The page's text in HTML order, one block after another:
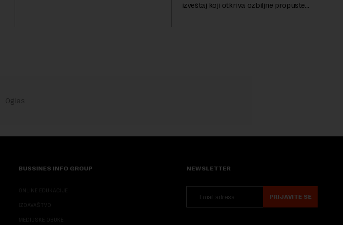
izveštaj koji otkriva ozbiljne propuste
BUSSINES INFO GROUP
ONLINE EDUKACIJE
IZDAVAŠTVO
MEDIJSKE OBUKE
NEWSLETTER
PRIJAVITE SE